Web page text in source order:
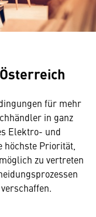
für mehr
in ganz
Elektro- und
Priorität,
zu vertreten